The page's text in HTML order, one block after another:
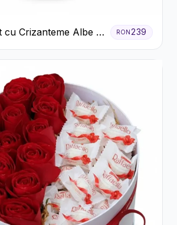
cu Crizanteme Albe și
RON239